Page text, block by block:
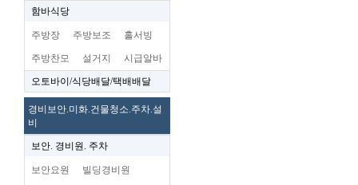
함바식당
주방장 주방보조 홀서빙
주방찬모 설거지 시급알바
오토바이/식당배달/택배배달
경비보안.미화.건물청소.주차.설
비
보안. 경비원. 주차
보안요원 빌딩경비원